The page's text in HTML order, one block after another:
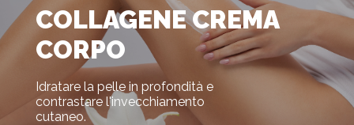
COLLAGENE CREMA
CORPO
Idratare la pelle in profondità e
contrastare l'invecchiamento
cutaneo.